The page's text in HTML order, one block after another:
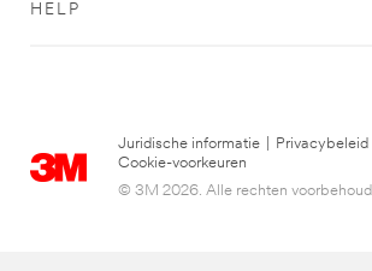
HELP
Juridische informatie Privacybeleid
Cookie-voorkeuren
© 3M 2026. Alle rechten